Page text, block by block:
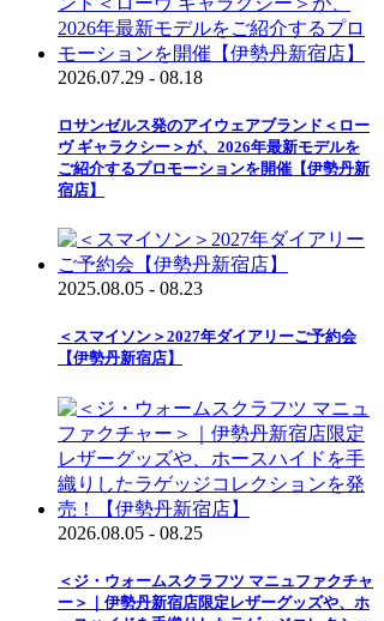
2026.07.29 - 08.18
ロサンゼルス発のアイウェアブランド＜ロー
ヴ ギャラクシー＞が、2026年最新モデルを
ご紹介するプロモーションを開催【伊勢丹新
宿店】
2025.08.05 - 08.23
＜スマイソン＞2027年ダイアリーご予約会
【伊勢丹新宿店】
2026.08.05 - 08.25
＜ジ・ウォームスクラフツ マニュファクチャ
ー＞｜伊勢丹新宿店限定レザーグッズや、ホ